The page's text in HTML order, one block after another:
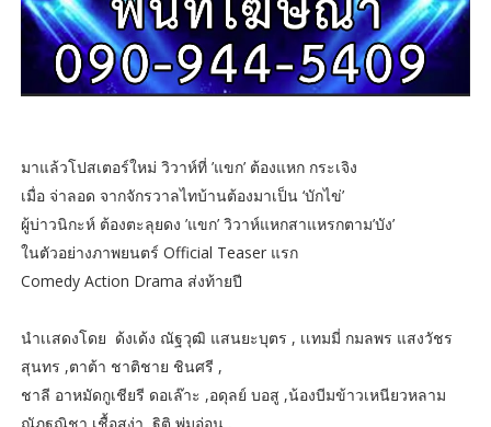
มาแล้วโปสเตอร์ใหม่ วิวาห์ที่ ’แขก’ ต้องแหก กระเจิง
เมื่อ จ่าลอด จากจักรวาลไทบ้านต้องมาเป็น ‘บักไข่’
ผู้บ่าวนิกะห์ ต้องตะลุยดง ’แขก’ วิวาห์แหกสาแหรกตาม’บัง’
ในตัวอย่างภาพยนตร์ Official Teaser แรก
Comedy Action Drama ส่งท้ายปี
นำเเสดงโดย ด้งเด้ง ณัฐวุฒิ แสนยะบุตร , เเทมมี่ กมลพร แสงวัชร
สุนทร ,ตาต้า ชาติชาย ชินศรี ,
ชาลี อาหมัดกูเชียรี ดอเล๊าะ ,อดุลย์ บอสู ,น้องบีมข้าวเหนียวหลาม